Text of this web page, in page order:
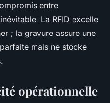
entre
La RFID excelle
; la gravure assure une
parfaite mais ne stocke
opérationnelle